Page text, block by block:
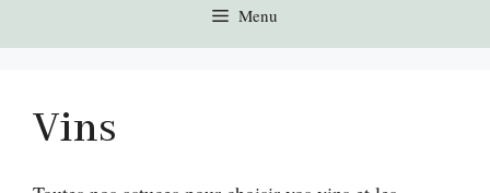
Menu
Vins